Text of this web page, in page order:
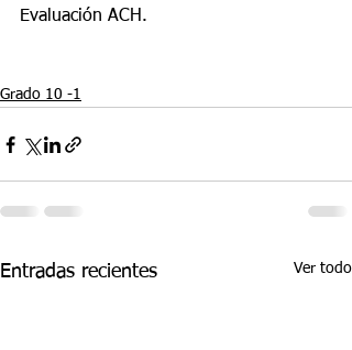
Evaluación ACH.
Grado 10 -1
Entradas recientes Ver todo